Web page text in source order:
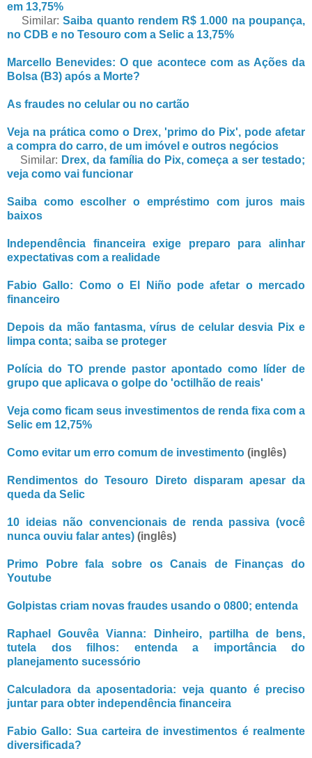
em 13,75%
Similar:Saiba quanto rendem R$ 1.000 na poupança,
no CDB e no Tesouro com a Selic a 13,75%
Marcello Benevides: O que acontece com as Ações da
Bolsa (B3) após a Morte?
As fraudes no celular ou no cartão
Veja na prática como o Drex, 'primo do Pix', pode afetar
a compra do carro, de um imóvel e outros negócios
Similar: Drex, da família do Pix, começa a ser testado;
veja como vai funcionar
Saiba como escolher o empréstimo com juros mais
baixos
Independência financeira exige preparo para alinhar
expectativas com a realidade
Fabio Gallo: Como o El Niño pode afetar o mercado
financeiro
Depois da mão fantasma, vírus de celular desvia Pix e
limpa conta; saiba se proteger
Polícia do TO prende pastor apontado como líder de
grupo que aplicava o golpe do 'octilhão de reais'
Veja como ficam seus investimentos de renda fixa com a
Selic em 12,75%
Como evitar um erro comum de investimento (inglês)
Rendimentos do Tesouro Direto disparam apesar da
queda da Selic
10 ideias não convencionais de renda passiva (você
nunca ouviu falar antes) (inglês)
Primo Pobre fala sobre os Canais de Finanças do
Youtube
Golpistas criam novas fraudes usando o 0800; entenda
Raphael Gouvêa Vianna: Dinheiro, partilha de bens,
tutela dos filhos: entenda a importância do
planejamento sucessório
Calculadora da aposentadoria: veja quanto é preciso
juntar para obter independência financeira
Fabio Gallo: Sua carteira de investimentos é realmente
diversificada?